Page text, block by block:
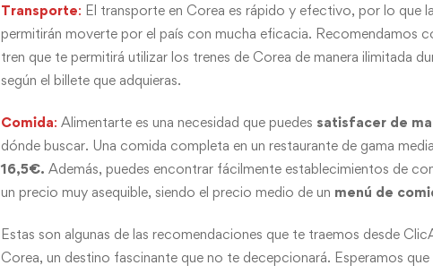
Transporte: El transporte en Corea es rápido y efectivo, por lo que
permitirán moverte por el país con mucha eficacia. Recomendamos
tren que te permitirá utilizar los trenes de Corea de manera ilimitada
según el billete que adquieras.
Comida: Alimentarte es una necesidad que puedes satisfacer de
dónde buscar. Una comida completa en un restaurante de gama
16,5€. Además, puedes encontrar fácilmente establecimientos de
un precio muy asequible, siendo el precio medio de un menú de
Estas son algunas de las recomendaciones que te traemos desde
Corea, un destino fascinante que no te decepcionará. Esperamos